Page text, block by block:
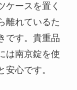
ケースを置く
離れているた
です。貴重品
は南京錠を使
心です。